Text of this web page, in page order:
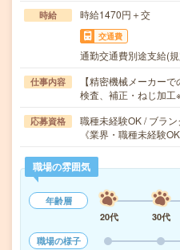
時給 時給1470円＋交
交通費
通勤交通費別途支給(
仕事内容
【精密機械メーカー
検査、補正・ねじ加
応募資格
職種未経験OK / ブラ
《業界・職種未経験OK
職場の雰囲気
年齢層
20代
30代
職場の様子